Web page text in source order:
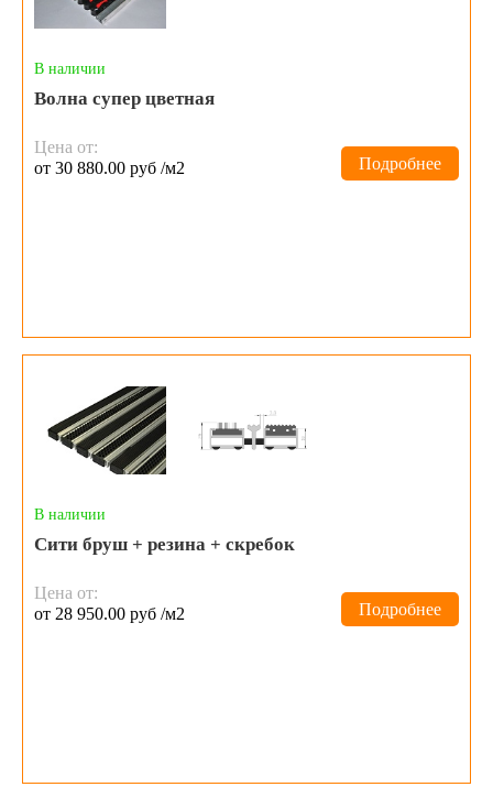
В наличии
Волна супер цветная
Цена от:
от 30 880.00 руб /м2
Подробнее
В наличии
Сити бруш + резина + скребок
Цена от:
от 28 950.00 руб /м2
Подробнее